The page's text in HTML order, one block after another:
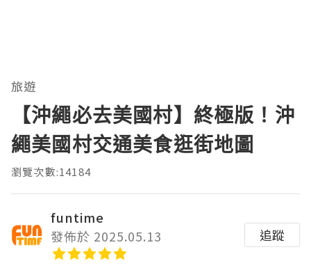
旅遊
【沖繩必去美國村】終極版！沖
繩美國村交通美食逛街地圖
瀏覽次數:14184
funtime
發佈於 2025.05.13
追蹤